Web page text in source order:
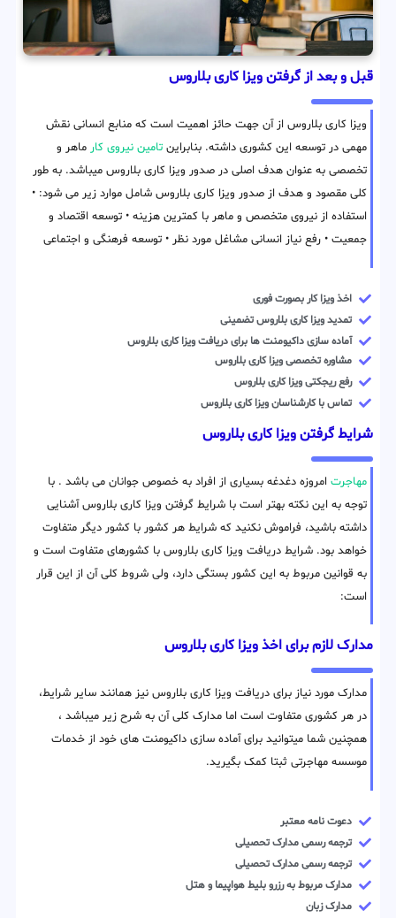
قبل و بعد از گرفتن ویزا کاری بلاروس
ویزا کاری بلاروس از آن جهت حائز اهمیت است که منابع انسانی نقش
مهمی در توسعه این کشوری داشته. بنابراین تامین نیروی کار ماهر و
تخصصی به عنوان هدف اصلی در صدور ویزا کاری بلاروس میباشد. به طور
کلی مقصود و هدف از صدور ویزا کاری بلاروس شامل موارد زیر می شود: •
استفاده از نیروی متخصص و ماهر با کمترین هزینه • توسعه اقتصاد و
جمعیت • رفع نیاز انسانی مشاغل مورد نظر • توسعه فرهنگی و اجتماعی
اخذ ویزا کار بصورت فوری
تمدید ویزا کاری بلاروس تضمینی
آماده سازی داکیومنت ها برای دریافت ویزا کاری بلاروس
مشاوره تخصصی ویزا کاری بلاروس
رفع ریجکتی ویزا کاری بلاروس
تماس با کارشناسان ویزا کاری بلاروس
شرایط گرفتن ویزا کاری بلاروس
مهاجرت امروزه دغدغه بسیاری از افراد به خصوص جوانان می باشد . با
توجه به این نکته بهتر است با شرایط گرفتن ویزا کاری بلاروس آشنایی
داشته باشید، فراموش نکنید که شرایط هر کشور با کشور دیگر متفاوت
خواهد بود. شرایط دریافت ویزا کاری بلاروس با کشورهای متفاوت است و
به قوانین مربوط به این کشور بستگی دارد، ولی شروط کلی آن از این قرار
است:
مدارک لازم برای اخذ ویزا کاری بلاروس
مدارک مورد نیاز برای دریافت ویزا کاری بلاروس نیز همانند سایر شرایط،
در هر کشوری متفاوت است اما مدارک کلی آن به شرح زیر میباشد ،
همچنین شما میتوانید برای آماده سازی داکیومنت های خود از خدمات
موسسه مهاجرتی ثبتا کمک بگیرید.
دعوت نامه معتبر
ترجمه رسمی مدارک تحصیلی
ترجمه رسمی مدارک تحصیلی
مدارک مربوط به رزرو بلیط هواپیما و هتل
مدارک زبان